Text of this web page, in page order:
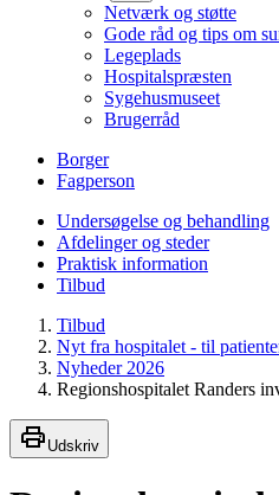
Netværk og støtte
Gode råd og tips om
Legeplads
Hospitalspræsten
Sygehusmuseet
Brugerråd
Borger
Fagperson
Undersøgelse og behandling
Afdelinger og steder
Praktisk information
Tilbud
Tilbud
Nyt fra hospitalet - til
Nyheder 2026
Regionshospitalet Randers
Udskriv